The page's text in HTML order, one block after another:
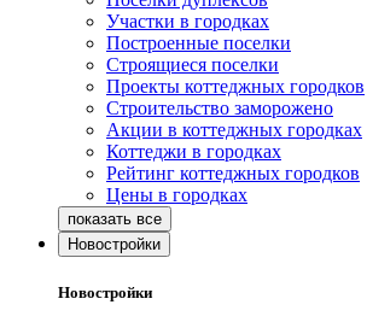
Участки в городках
Построенные поселки
Строящиеся поселки
Проекты коттеджных городков
Строительство заморожено
Акции в коттеджных городках
Коттеджи в городках
Рейтинг коттеджных городков
Цены в городках
Новостройки
Новостройки